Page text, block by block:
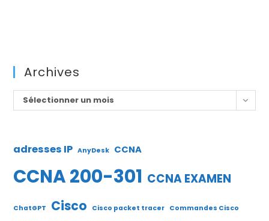
Archives
Archives
Sélectionner un mois
adresses IP AnyDesk CCNA
CCNA 200-301 CCNA EXAMEN
ChatGPT Cisco Cisco packet tracer Commandes Cisco